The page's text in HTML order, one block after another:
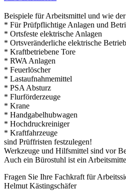
Beispiele für Arbeitsmittel und wie
* Für Prüfpflichtige Anlagen und
* Ortsfeste elektrische Anlagen
* Ortsveränderliche elektrische
* Kraftbetriebene Tore
* RWA Anlagen
* Feuerlöscher
* Lastaufnahmemittel
* PSA Absturz
* Flurförderzeuge
* Krane
* Handgabelhubwagen
* Hochdruckreiniger
* Kraftfahrzeuge
sind Prüffristen festzulegen!
Werkzeuge und Hilfsmittel sind vor
Auch ein Bürostuhl ist ein
Fragen Sie Ihre Fachkraft für
Helmut Kästingschäfer